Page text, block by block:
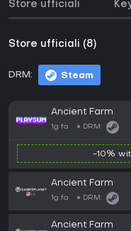
Store ufficiali
Store ufficiali (8)
DRM: Steam
Ancient Farm
1g fa DRM:
-10%
Ancient Farm
1g fa DRM:
Ancient Farm